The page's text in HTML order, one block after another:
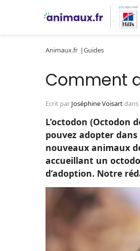
Animaux.fr Guides
Comment
Ecrit par Joséphine Voisart
L’octodon (Octodon
pouvez adopter
nouveaux animaux
accueillant un
d’adoption. Notre